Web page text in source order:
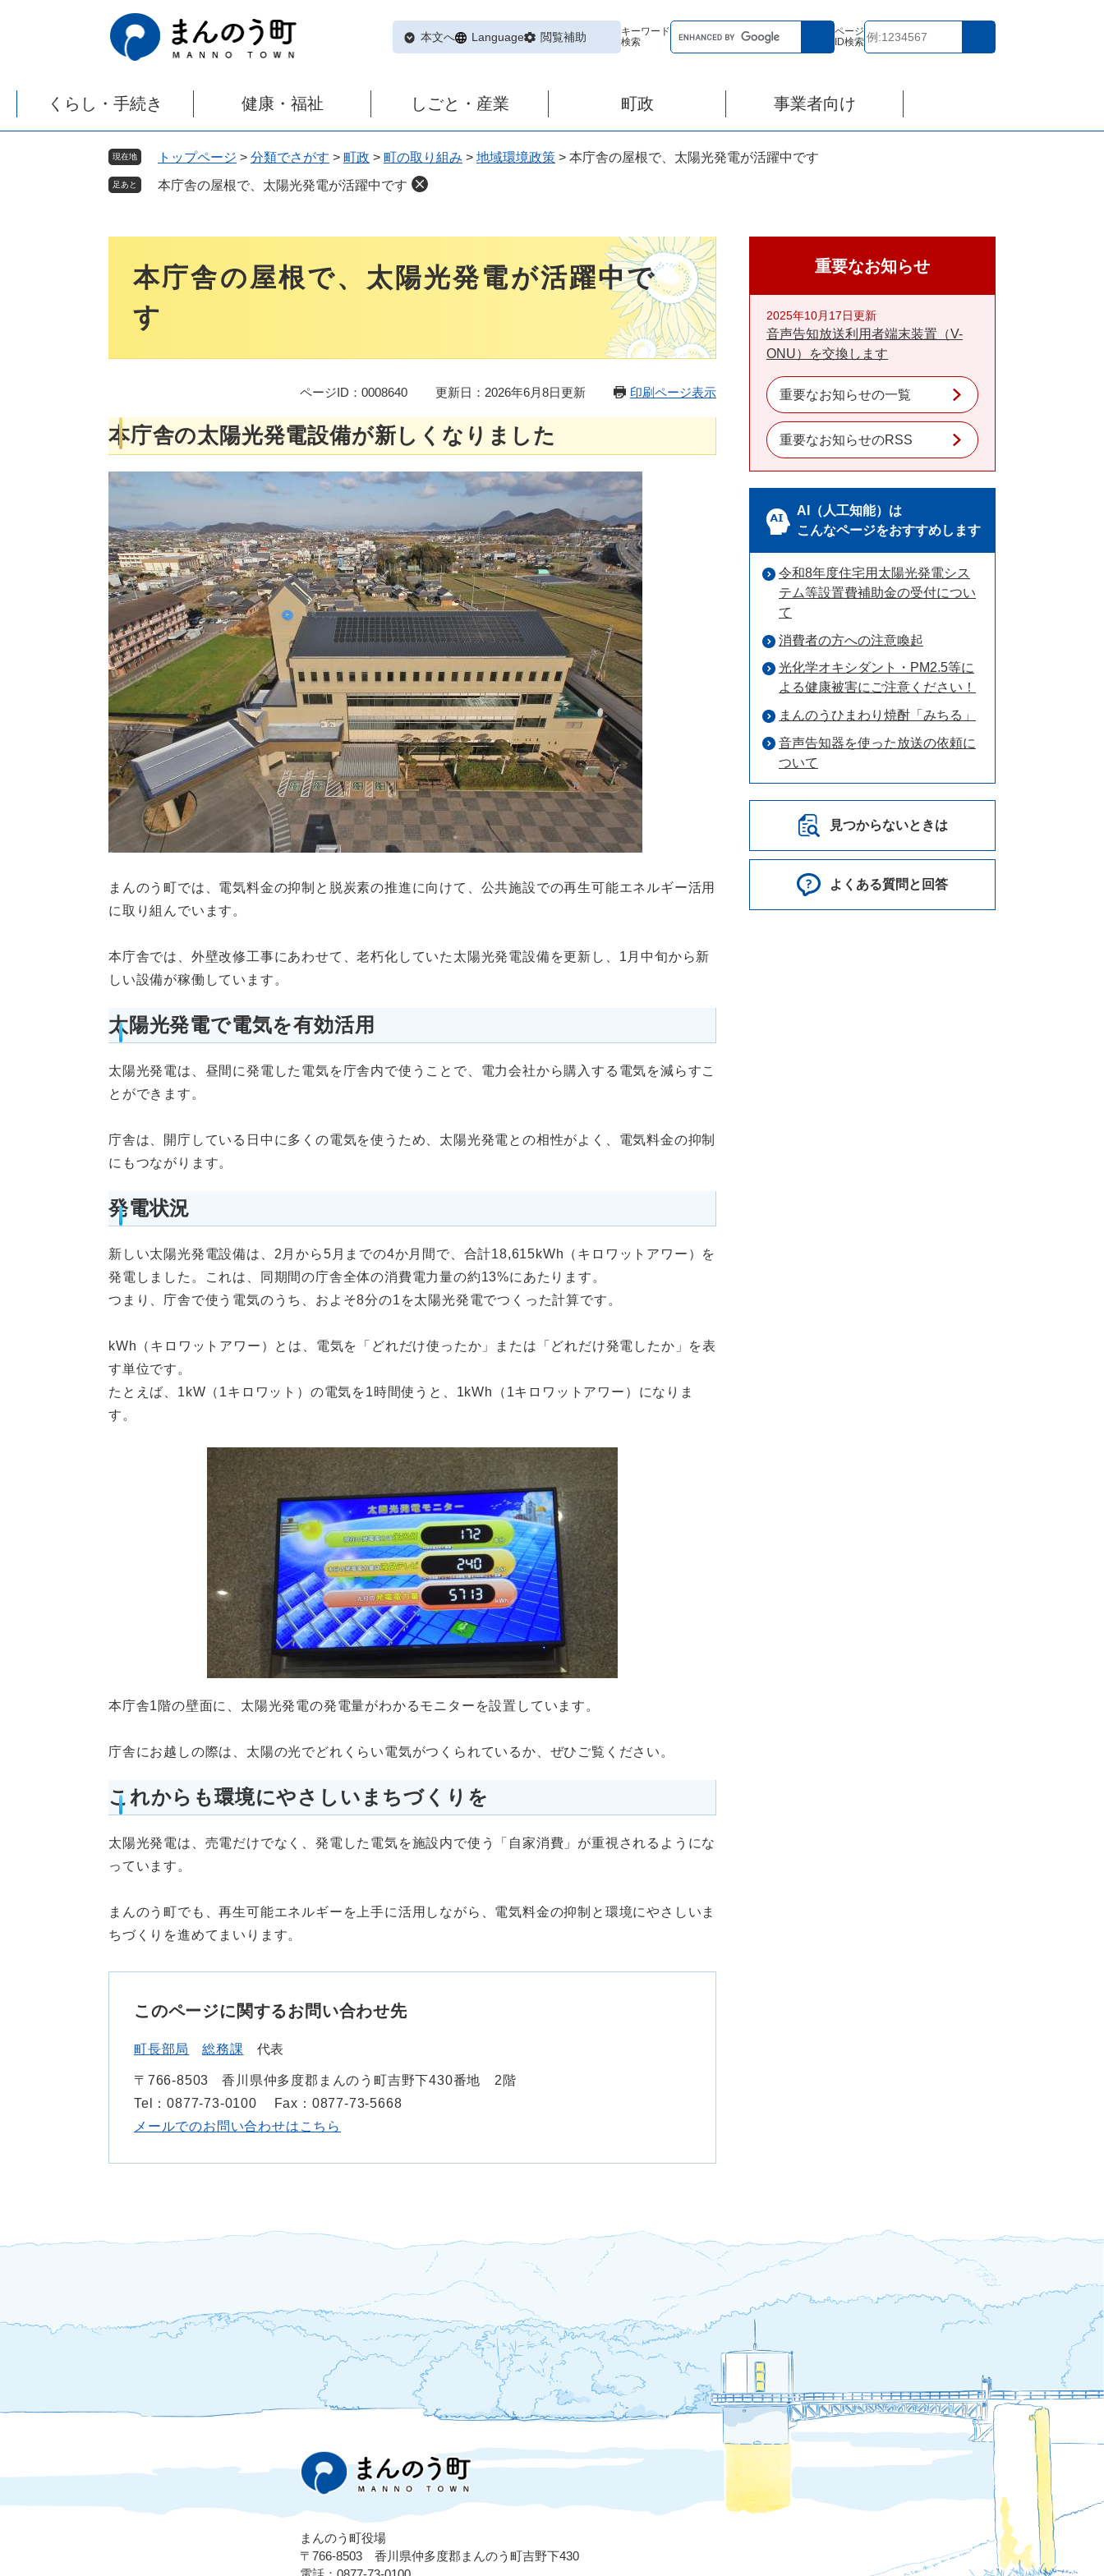
で
ば
本文へ Language 閲覧補助
キーワード
検索
ページ
ID検索
くらし・手続き 健康・福祉 しごと・産業 町政 事業者向け
現在地 トップページ > 分類でさがす > 町政 > 町の取り組み > 地域環境政策 > 本庁舎の屋根で、太陽光発電が活躍中です
足あと 本庁舎の屋根で、太陽光発電が活躍中です
本庁舎の屋根で、太陽光発電が活躍中で
す
ページID：0008640 更新日：2026年6月8日更新 印刷ページ表示
本庁舎の太陽光発電設備が新しくなりました
まんのう町では、電気料金の抑制と脱炭素の推進に向けて、公共施設での再生可能エネルギー活用
に取り組んでいます。
本庁舎では、外壁改修工事にあわせて、老朽化していた太陽光発電設備を更新し、1月中旬から新
しい設備が稼働しています。
太陽光発電で電気を有効活用
太陽光発電は、昼間に発電した電気を庁舎内で使うことで、電力会社から購入する電気を減らすこ
とができます。
庁舎は、開庁している日中に多くの電気を使うため、太陽光発電との相性がよく、電気料金の抑制
にもつながります。
発電状況
新しい太陽光発電設備は、2月から5月までの4か月間で、合計18,615kWh（キロワットアワー）を
発電しました。これは、同期間の庁舎全体の消費電力量の約13%にあたります。
つまり、庁舎で使う電気のうち、およそ8分の1を太陽光発電でつくった計算です。
kWh（キロワットアワー）とは、電気を「どれだけ使ったか」または「どれだけ発電したか」を表
す単位です。
たとえば、1kW（1キロワット）の電気を1時間使うと、1kWh（1キロワットアワー）になりま
す。
本庁舎1階の壁面に、太陽光発電の発電量がわかるモニターを設置しています。
庁舎にお越しの際は、太陽の光でどれくらい電気がつくられているか、ぜひご覧ください。
これからも環境にやさしいまちづくりを
太陽光発電は、売電だけでなく、発電した電気を施設内で使う「自家消費」が重視されるようにな
っています。
まんのう町でも、再生可能エネルギーを上手に活用しながら、電気料金の抑制と環境にやさしいま
ちづくりを進めてまいります。
このページに関するお問い合わせ先
町長部局 総務課 代表
〒766-8503
香川県仲多度郡まんのう町吉野下430番地 2階
Tel：0877-73-0100
Fax：0877-73-5668
メールでのお問い合わせはこちら
重要なお知らせ
2025年10月17日更新
音声告知放送利用者端末装置（V-
ONU）を交換します
重要なお知らせの一覧
重要なお知らせのRSS
AI（人工知能）は
こんなページをおすすめします
令和8年度住宅用太陽光発電シス
テム等設置費補助金の受付につい
て
消費者の方への注意喚起
光化学オキシダント・PM2.5等に
よる健康被害にご注意ください！
まんのうひまわり焼酎「みちる」
音声告知器を使った放送の依頼に
ついて
見つからないときは
よくある質問と回答
まんのう町役場
〒766-8503 香川県仲多度郡まんのう町吉野下430